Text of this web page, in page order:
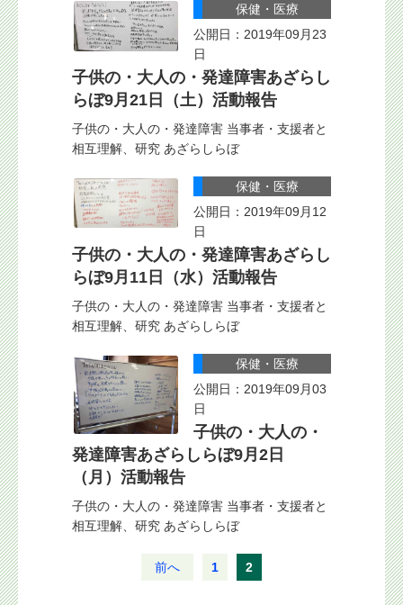
保健・医療
公開日：2019年09月23
日
子供の・大人の・発達障害あざらし
らぼ9月21日（土）活動報告
子供の・大人の・発達障害 当事者・支援者と
相互理解、研究 あざらしらぼ
保健・医療
公開日：2019年09月12
日
子供の・大人の・発達障害あざらし
らぼ9月11日（水）活動報告
子供の・大人の・発達障害 当事者・支援者と
相互理解、研究 あざらしらぼ
保健・医療
公開日：2019年09月03
日
子供の・大人の・
発達障害あざらしらぼ9月2日
（月）活動報告
子供の・大人の・発達障害 当事者・支援者と
相互理解、研究 あざらしらぼ
前へ 1 2